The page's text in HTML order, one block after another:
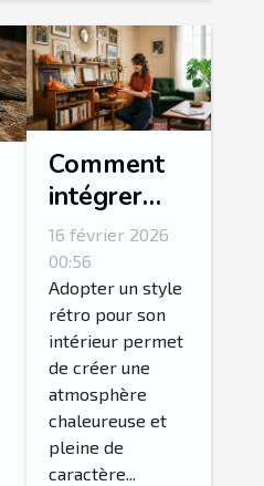
Comment
intégrer
des
accessoires
vintage
pour un
intérieur
rétro
authentique
?
16 février 2026
00:56
Adopter un style
rétro pour son
intérieur permet
de créer une
atmosphère
chaleureuse et
pleine de
caractère...